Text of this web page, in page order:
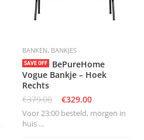
BANKEN, BANKJES
SAVE OFF
BePureHome
Vogue Bankje – Hoek
Rechts
€379.00 €329.00
Voor 23:00 besteld, morgen in
huis ...